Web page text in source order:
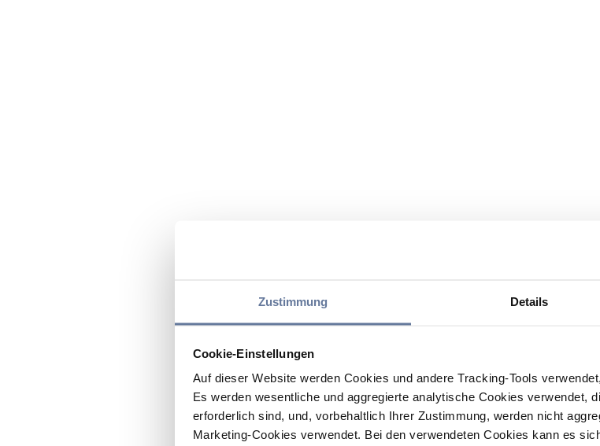
Zustimmung Details
Cookie-Einstellungen
Auf dieser Website werden Cookies und andere Tracking-Tools
Es werden wesentliche und aggregierte analytische Cookies verwendet,
erforderlich sind, und, vorbehaltlich Ihrer Zustimmung, werden nicht
Marketing-Cookies verwendet. Bei den verwendeten Cookies kann es